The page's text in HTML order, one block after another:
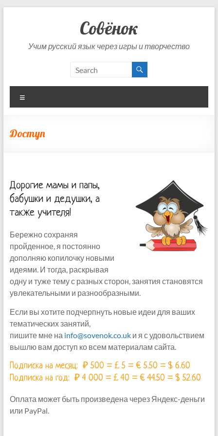
Совёнок
Учим русский язык через игры и творчество
Доступ
Дорогие мамы и папы,
бабушки и дедушки, а
также учителя!
Бережно сохраняя
пройденное, я постоянно
дополняю копилочку новыми
идеями. И тогда, раскрывая
одну и туже тему с разных сторон, занятия становятся
увлекательными и разнообразными.
Если вы хотите подчерпнуть новые идеи для ваших
тематических занятий,
пишите мне на info@sovenok.co.ukи я с удовольствием
вышлю вам доступ ко всем материалам сайта.
Подписка на месяц: ₽ 500 = £ 5 = € 5.50 = $ 6.60
Подписка на год: ₽ 4 000 = £ 40 = € 44.50 = $ 52.60
Оплата может быть произведена через Яндекс-деньги
или PayPal.